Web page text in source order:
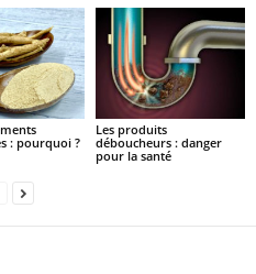
: pourquoi ?
Les produits
déboucheurs : danger
pour la santé